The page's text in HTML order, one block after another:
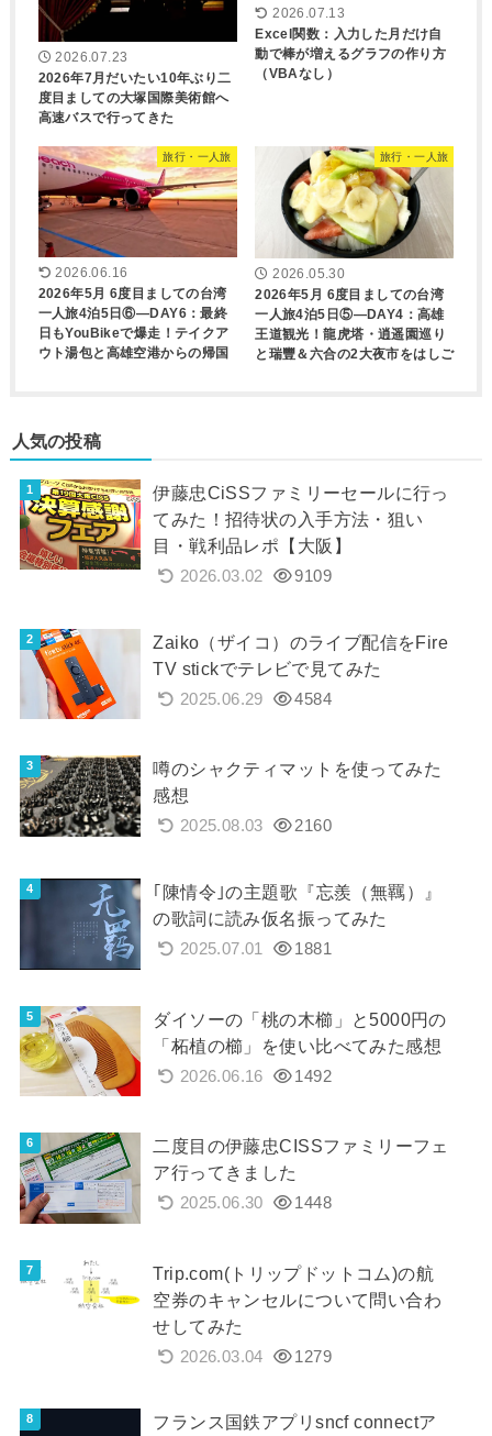
2026.07.23
2026年7月だいたい10年ぶり二
度目ましての大塚国際美術館へ
高速バスで行ってきた
2026.07.13
Excel関数：入力した月だけ自
動で棒が増えるグラフの作り方
（VBAなし）
旅行・一人旅
2026.06.16
2026年5月 6度目ましての台湾
一人旅4泊5日⑥―DAY6：最終
日もYouBikeで爆走！テイクア
ウト湯包と高雄空港からの帰国
旅行・一人旅
2026.05.30
2026年5月 6度目ましての台湾
一人旅4泊5日⑤―DAY4：高雄
王道観光！龍虎塔・逍遥園巡り
と瑞豐＆六合の2大夜市をはしご
人気の投稿
伊藤忠CiSSファミリーセールに行っ
てみた！招待状の入手方法・狙い
目・戦利品レポ【大阪】
2026.03.02 9109
Zaiko（ザイコ）のライブ配信をFire
TV stickでテレビで見てみた
2025.06.29 4584
噂のシャクティマットを使ってみた
感想
2025.08.03 2160
｢陳情令｣の主題歌『忘羨（無羈）』
の歌詞に読み仮名振ってみた
2025.07.01 1881
ダイソーの「桃の木櫛」と5000円の
「柘植の櫛」を使い比べてみた感想
2026.06.16 1492
二度目の伊藤忠CISSファミリーフェ
ア行ってきました
2025.06.30 1448
Trip.com(トリップドットコム)の航
空券のキャンセルについて問い合わ
せしてみた
2026.03.04 1279
フランス国鉄アプリsncf connectア